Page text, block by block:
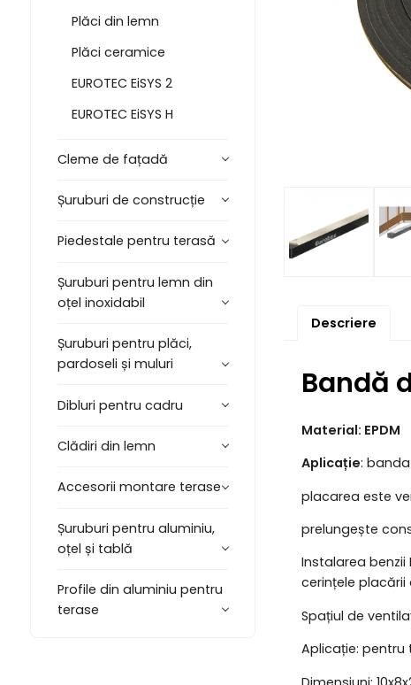
Plăci din lemn
Plăci ceramice
EUROTEC EiSYS 2
EUROTEC EiSYS H
Cleme de fațadă
Șuruburi de construcție
Piedestale pentru terasă
Șuruburi pentru lemn din
oțel inoxidabil
Șuruburi pentru plăci,
pardoseli și muluri
Dibluri pentru cadru
Clădiri din lemn
Accesorii montare terase
Șuruburi pentru aluminiu,
oțel și tablă
Profile din aluminiu pentru
terase
Descriere
Bandă
Material: EPDM
Aplicație:
placarea este
prelungește
Instalarea
cerințele placării
Spațiul de
Aplicație: pentru